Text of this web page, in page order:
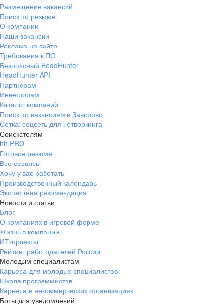
Екатеринбург
ул. Боевых Дружин, стр. 20,
+7 343 226-79-99
pr@ural.hh.ru
ул. Янковского, д. 169, 7 этаж,
706 каб.
+7 861 205-55-57
pr@krd.hh.ru
Владивосток
пер. Ланинский д. 4, офис 3.4
+7 423 202-33-28
pr@dv.hh.ru
Новосибирск
ул. Большевистская, д. 35,
помещение 21
+7 383 207-94-64
pr@nsk.hh.ru
Минск
Размещение вакансий
Поиск по резюме
О компании
Наши вакансии
Реклама на сайте
Требования к ПО
Безопасный HeadHunter
HeadHunter API
Партнерам
Инвесторам
Каталог компаний
Поиск по вакансиям в Заворово
Сетка: соцсеть для нетворкинга
Соискателям
hh PRO
Готовое резюме
Все сервисы
Хочу у вас работать
Производственный календарь
Экспертная рекомендация
Новости и статьи
Блог
О компаниях в игровой форме
Жизнь в компании
ИТ-проекты
Рейтинг работодателей России
Молодым специалистам
Карьера для молодых специалистов
Школа программистов
Карьера в некоммерческих организациях
Боты для уведомлений